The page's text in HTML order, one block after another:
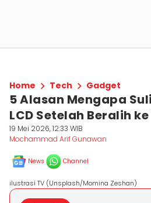
Home Tech Gadget
5 Alasan Mengapa
LCD Setelah Beralih ke
19 Mei 2026, 12:33 WIB
Mochammad Arif Gunawan
News Channel
ilustrasi TV (Unsplash/Momina Zeshan)